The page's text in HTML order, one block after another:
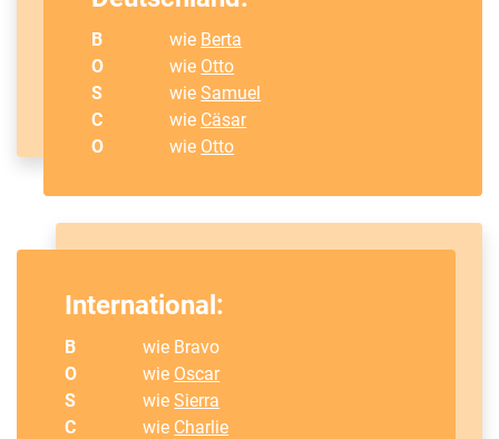
B wie Berta
O
wie Otto
S
wieSamuel
C
wie Cäsar
O
wie Otto
International:
B
wie Bravo
O
wie Oscar
S
wieSierra
C
wie Charlie